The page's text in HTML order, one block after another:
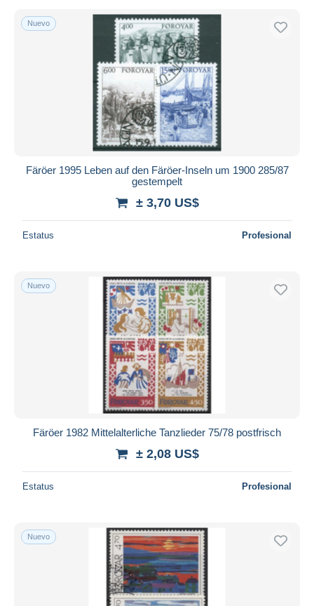
Nuevo
Färöer 1995 Leben auf den Färöer-Inseln um 1900 285/87
gestempelt
± 3,70 US$
Estatus Profesional
Nuevo
Färöer 1982 Mittelalterliche Tanzlieder 75/78 postfrisch
± 2,08 US$
Estatus Profesional
Nuevo